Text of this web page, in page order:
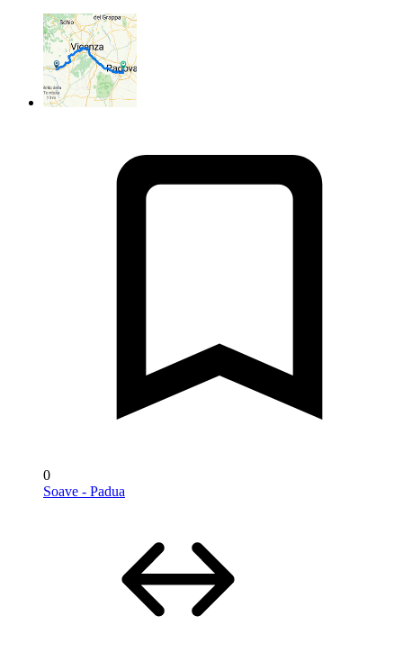
0
Soave - Padua